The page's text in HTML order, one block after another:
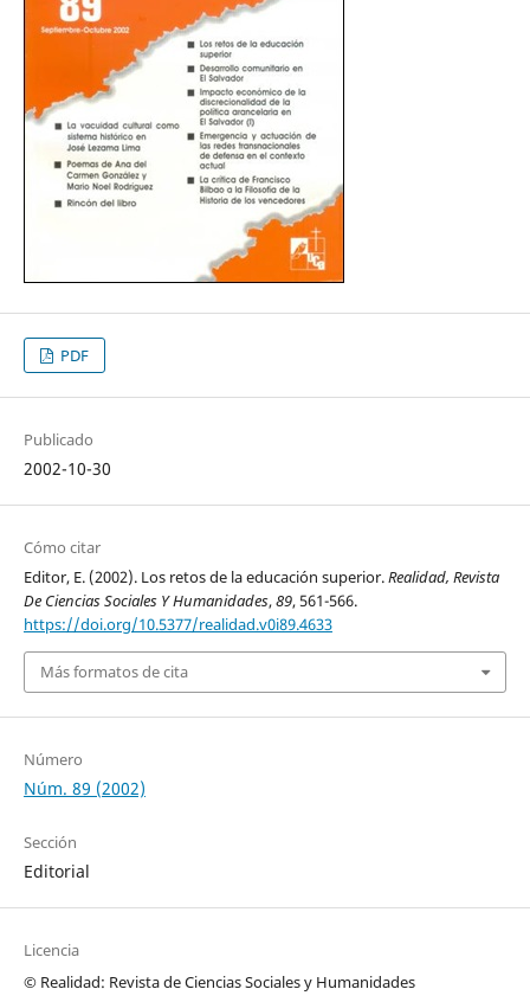
PDF
Publicado
2002-10-30
Cómo citar
Editor, E. (2002). Los retos de la educación superior.Realidad, Revista
De Ciencias Sociales Y Humanidades,89, 561-566.
https://doi.org/10.5377/realidad.v0i89.4633
Más formatos de cita
Número
Núm. 89 (2002)
Sección
Editorial
Licencia
© Realidad: Revista de Ciencias Sociales y Humanidades